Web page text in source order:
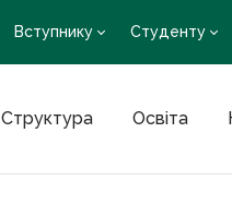
Вступнику Студенту
Структура Освіта